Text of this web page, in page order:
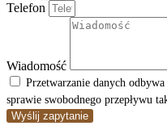
Telefon
Wiadomość
Przetwarzanie danych
sprawie swobodnego przepływu
Wyślij zapytanie